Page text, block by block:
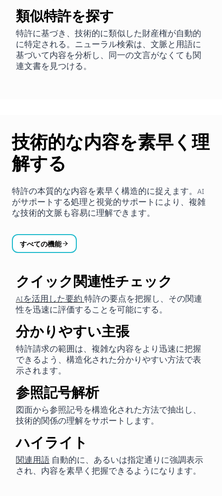
類似特許を探す
特許に基づき、技術的に類似した財産権が自動的
に特定される。ニューラル検索は、文脈と用語に
基づいて内容を分析し、同一の文言がなくても関
連文書を見つける。
技術的な内容を素早く理
解する
特許の本質的な内容を素早く構造的に捉えます。AI
がサポートする処理と視覚的サポートにより、複雑
な技術的文脈も容易に理解できます。
すべての機能
クイック関連性チェック
AIを活用した要約 特許の要点を把握し、その関連
性を迅速に評価することを可能にする。
分かりやすい主張
特許請求の範囲は、複雑な内容をより迅速に把握
できるよう、構造化された分かりやすい方法で表
示されます。
参照記号解析
図面から参照記号を構造化された方法で抽出し、
技術的関係の理解をサポートします。
ハイライト
関連用語 自動的に、あるいは指定通りに強調表示
され、内容を素早く把握できるようになります。